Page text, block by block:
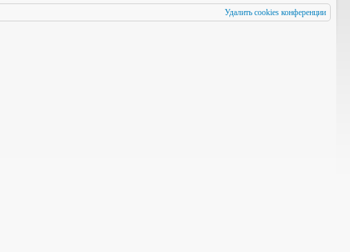
Удалить cookies конференции